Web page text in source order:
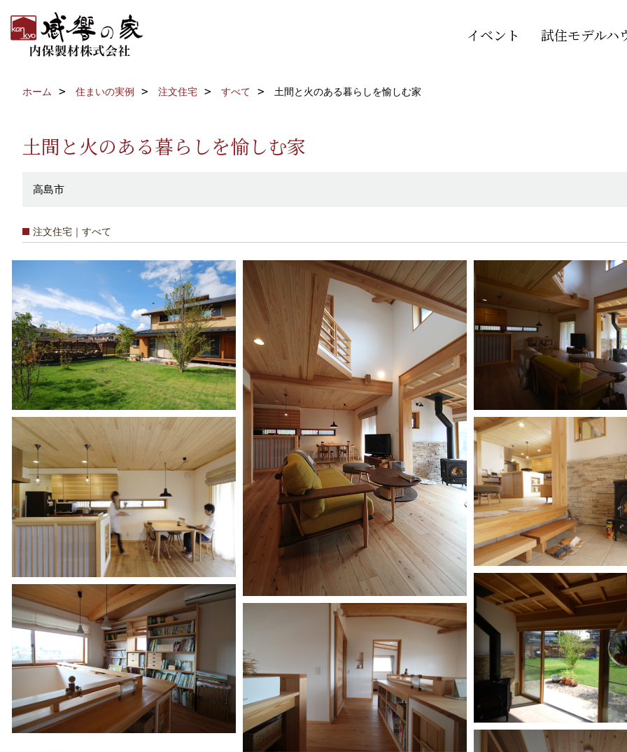
イベント 試住モデルハ
ホーム 住まいの実例 注文住宅 すべて 土間と火のある暮らしを愉しむ家
土間と火のある暮らしを愉しむ家
高島市
注文住宅｜すべて